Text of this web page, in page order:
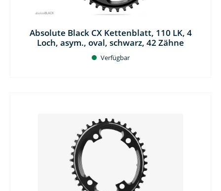
Absolute Black CX Kettenblatt, 110 LK, 4
Loch, asym., oval, schwarz, 42 Zähne
Verfügbar